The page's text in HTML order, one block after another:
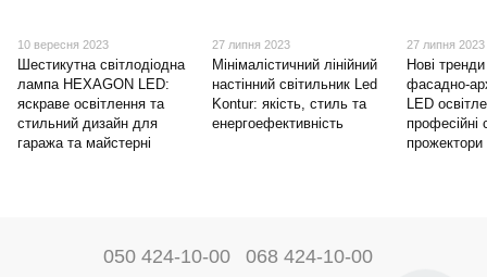
10 вересня 2023
Шестикутна світлодіодна
лампа HEXAGON LED:
яскраве освітлення та
стильний дизайн для
гаража та майстерні
27 липня 2023
Мінімалістичний лінійний
настінний світильник Led
Kontur: якість, стиль та
енергоефективність
27 липня 2023
Нові
фасадно-
LED
професійні
050 424-10-00 068 424-10-00